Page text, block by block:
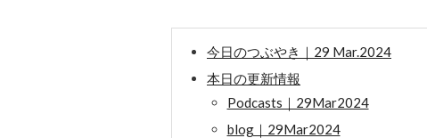
今日のつぶやき｜29 Mar.2024
本日の更新情報
Podcasts｜29Mar2024
blog｜29Mar2024